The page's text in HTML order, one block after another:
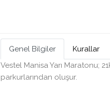
Genel Bilgiler
Kurallar
Vestel Manisa Yarı Maratonu;
parkurlarından oluşur.